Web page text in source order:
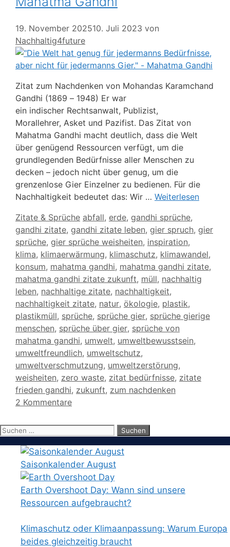
19. November 202510. Juli 2023 von
Nachhaltig4future
Zitat zum Nachdenken von Mohandas Karamchand
Gandhi (1869 – 1948) Er war
ein indischer Rechtsanwalt, Publizist,
Morallehrer, Asket und Pazifist. Das Zitat von
Mahatma Gandhi macht deutlich, dass die Welt
über genügend Ressourcen verfügt, um die
grundlegenden Bedürfnisse aller Menschen zu
decken – jedoch nicht über genug, um die
grenzenlose Gier Einzelner zu bedienen. Für die
Nachhaltigkeit bedeutet das: Wir … Weiterlesen
Kategorien
Zitate & Sprüche Schlagwörter
abfall, erde, gandhi sprüche,
gandhi zitate, gandhi zitate leben, gier spruch, gier
sprüche, gier sprüche weisheiten, inspiration,
klima, klimaerwärmung, klimaschutz, klimawandel,
konsum, mahatma gandhi, mahatma gandhi zitate,
mahatma gandhi zitate zukunft, müll, nachhaltig
leben, nachhaltige zitate, nachhaltigkeit,
nachhaltigkeit zitate, natur, ökologie, plastik,
plastikmüll, sprüche, sprüche gier, sprüche gierige
menschen, sprüche über gier, sprüche von
mahatma gandhi, umwelt, umweltbewusstsein,
umweltfreundlich, umweltschutz,
umweltverschmutzung, umweltzerstörung,
weisheiten, zero waste, zitat bedürfnisse, zitate
frieden gandhi, zukunft, zum nachdenken
2 Kommentare
Suchen
Saisonkalender August
Earth Overshoot Day: Wann sind unsere
Ressourcen aufgebraucht?
Klimaschutz oder Klimaanpassung: Warum Europa
beides gleichzeitig braucht